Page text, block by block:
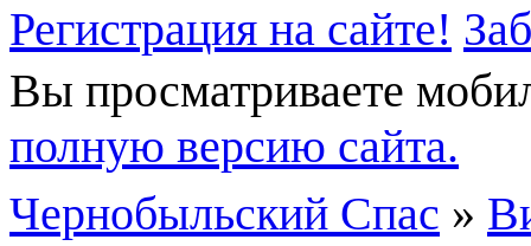
Регистрация на сайте!
Вы просматриваете
полную версию сайта.
Чернобыльский Спас »